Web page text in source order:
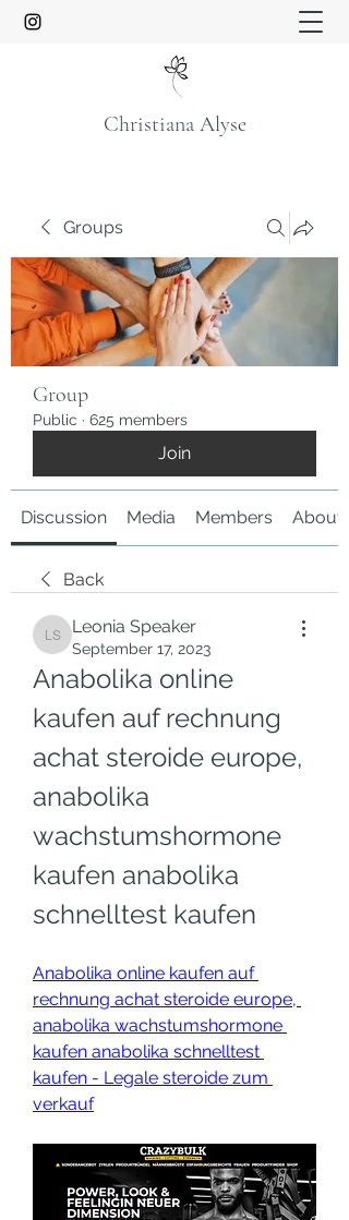
Christiana Alyse
Groups
Group
Public · 625 members
Join
Discussion Media Members About
Back
Leonia Speaker
Leonia Speaker
September 17, 2023
Anabolika online
kaufen auf rechnung
achat steroide europe,
anabolika
wachstumshormone
kaufen anabolika
schnelltest kaufen
Anabolika online kaufen auf
rechnung achat steroide europe,
anabolika wachstumshormone
kaufen anabolika schnelltest
kaufen - Legale steroide zum
verkauf